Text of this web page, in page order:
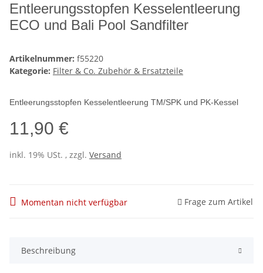
Entleerungsstopfen Kesselentleerung
ECO und Bali Pool Sandfilter
Artikelnummer: f55220
Kategorie: Filter & Co. Zubehör & Ersatzteile
Entleerungsstopfen Kesselentleerung TM/SPK und PK-Kessel
11,90 €
inkl. 19% USt. , zzgl. Versand
Momentan nicht verfügbar Frage zum Artikel
Beschreibung